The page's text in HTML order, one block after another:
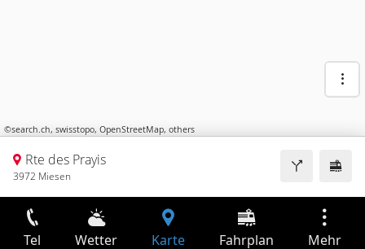
©search.ch, swisstopo, OpenStreetMap, others
Rte des Prayis
3972 Miesen
Tel Wetter Karte Fahrplan Mehr